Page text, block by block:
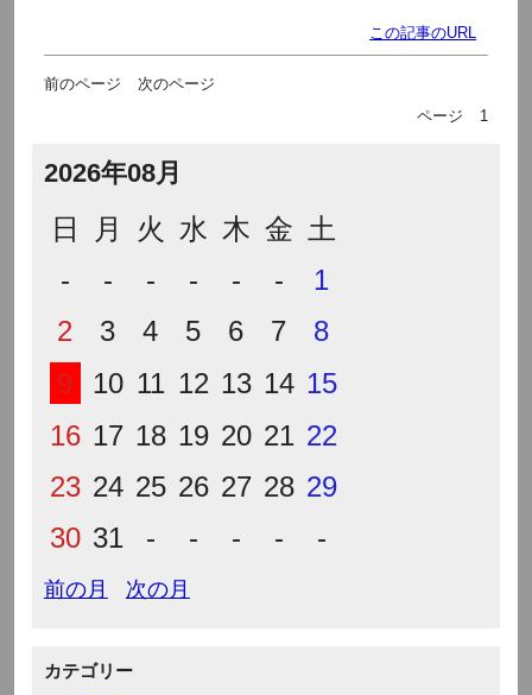
この記事のURL
前のページ
次のページ
ページ
1
2026年08月
日 月 火 水 木 金 土
-
- - - - -
1
2
3 4 5 6 7
8
9
10 11 12 13 14 15
16 17 18 19 20 21 22
23 24 25 26 27 28 29
30 31 - - - - -
前の月 次の月
カテゴリー